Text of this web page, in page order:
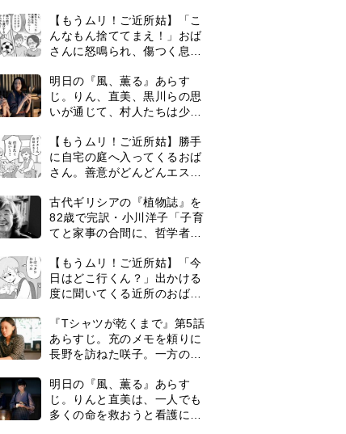
【もうムリ！ご近所姑】「こ
んなもん捨ててまえ！」おば
さんに怒鳴られ、傷つく息
【第3話】
明日の『風、薫る』あらす
じ。りん、直美、黒川らの思
いが通じて、村人たちは少し
バレあり＞
【もうムリ！ご近所姑】勝手
に自宅の庭へ入ってくるおば
さん。善意がどんどんエスカ
古代ギリシアの『植物誌』を
82歳で完訳・小川洋子「子育
てと家事の合間に、哲学者テ
年」
【もうムリ！ご近所姑】「今
日はどこ行くん？」出かける
度に聞いてくる近所のおばさ
まり…【第1話】
『Tシャツが乾くまで』第5話
あらすじ。充のメモを頼りに
長野を訪ねた咲子。一方の樹
タバレあり＞
明日の『風、薫る』あらす
じ。りんと直美は、一人でも
多くの命を救おうと看護に奮